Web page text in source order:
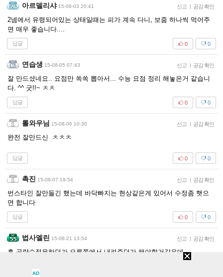
아르델리샤 15-08-03 20:41 신고 | 공감 확인
2넴에서 유령되어있는 상태일때는 피가 계속 다니, 보줌 하나씩 먹어주
면 매우 좋습니다....
답글 0
0
연습생 15-08-05 07:43 신고 | 공감 확인
잘 만드셨네요.. 요점만 쏙쏙 뽑아서... 수능 요점 정리 해놓은거 같습니
다. ^^ 굿!!~ ㅊㅊ
답글 0
0
롤와우님 15-08-06 10:30 신고 | 공감 확인
완전 잘만드신 ㅊㅊㅊ
답글 0
0
촉진 15-08-07 19:54 신고 | 공감 확인
번스타인 잘만들긴 했는데 바닥빠지는 현상같은게 있어서 수정좀 햇으
면 합니다
답글 0
0
법사엘린 15-08-21 13:54 신고 | 공감 확인
흠 공략수정을하던가 오른쪽에서 내려주던가 해야할거같은데
부족한정보들이야 그렇다고 쳐도 잘못된 정보를 주는ㄱ넌 아닌거같은
AD